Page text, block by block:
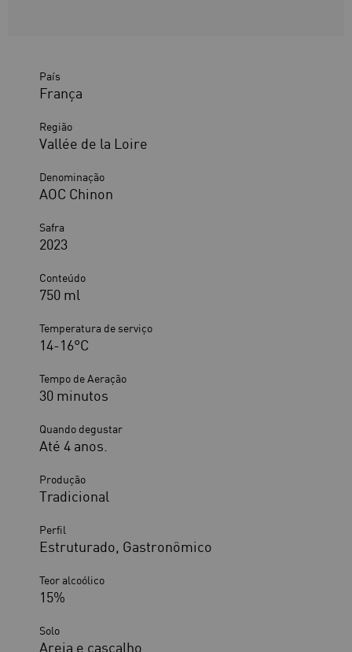
País
França
Região
Vallée de la Loire
Denominação
AOC Chinon
Safra
2023
Conteúdo
750 ml
Temperatura de serviço
14-16°C
Tempo de Aeração
30 minutos
Quando degustar
Até 4 anos.
Produção
Tradicional
Perfil
Estruturado, Gastronômico
Teor alcoólico
15%
Solo
Areia e cascalho.